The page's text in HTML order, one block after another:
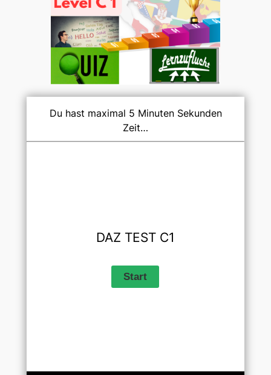
Du hast maximal 5 Minuten Sekunden
Zeit…
DAZ TEST C1